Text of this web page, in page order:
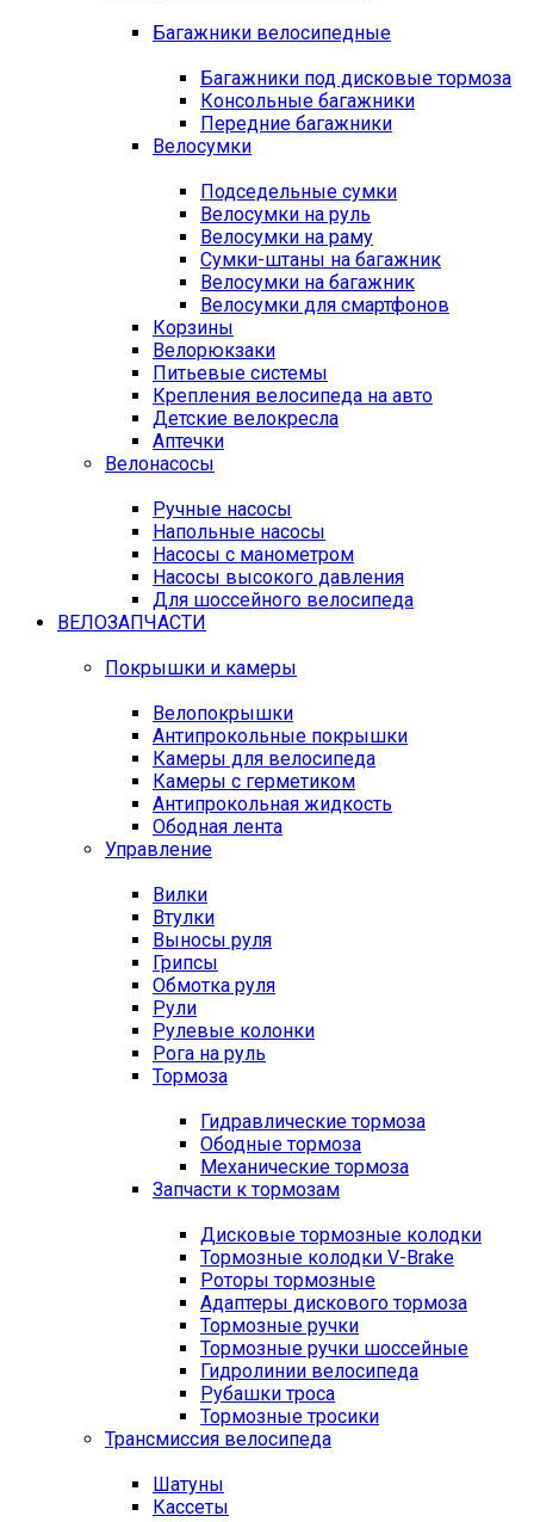
Багажники велосипедные
Багажники под дисковые тормоза
Консольные багажники
Передние багажники
Велосумки
Подседельные сумки
Велосумки на руль
Велосумки на раму
Сумки-штаны на багажник
Велосумки на багажник
Велосумки для смартфонов
Корзины
Велорюкзаки
Питьевые системы
Крепления велосипеда на авто
Детские велокресла
Аптечки
Велонасосы
Ручные насосы
Напольные насосы
Насосы с манометром
Насосы высокого давления
Для шоссейного велосипеда
ВЕЛОЗАПЧАСТИ
Покрышки и камеры
Велопокрышки
Антипрокольные покрышки
Камеры для велосипеда
Камеры с герметиком
Антипрокольная жидкость
Ободная лента
Управление
Вилки
Втулки
Выносы руля
Грипсы
Обмотка руля
Рули
Рулевые колонки
Рога на руль
Тормоза
Гидравлические тормоза
Ободные тормоза
Механические тормоза
Запчасти к тормозам
Дисковые тормозные колодки
Тормозные колодки V-Brake
Роторы тормозные
Адаптеры дискового тормоза
Тормозные ручки
Тормозные ручки шоссейные
Гидролинии велосипеда
Рубашки троса
Тормозные тросики
Трансмиссия велосипеда
Шатуны
Кассеты